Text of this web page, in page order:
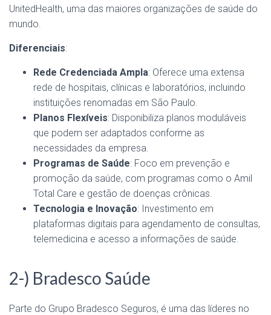
UnitedHealth, uma das maiores organizações de saúde do
mundo.
Diferenciais:
Rede Credenciada Ampla: Oferece uma extensa
rede de hospitais, clínicas e laboratórios, incluindo
instituições renomadas em São Paulo.
Planos Flexíveis: Disponibiliza planos moduláveis
que podem ser adaptados conforme as
necessidades da empresa.
Programas de Saúde: Foco em prevenção e
promoção da saúde, com programas como o Amil
Total Care e gestão de doenças crônicas.
Tecnologia e Inovação: Investimento em
plataformas digitais para agendamento de consultas,
telemedicina e acesso a informações de saúde.
2-) Bradesco Saúde
Parte do Grupo Bradesco Seguros, é uma das líderes no